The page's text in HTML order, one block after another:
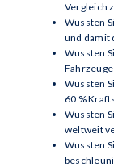
Vergleich
Wussten
und damit
Wussten
Wussten
60 %
Wussten
weltweit
Wussten